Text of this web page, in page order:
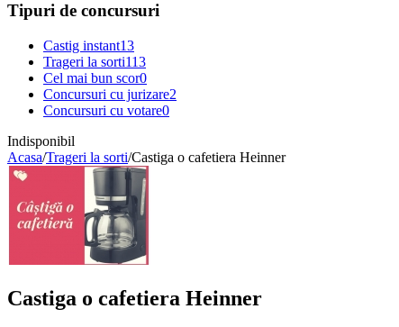
Tipuri de concursuri
Castig instant13
Trageri la sorti113
Cel mai bun scor0
Concursuri cu jurizare2
Concursuri cu votare0
Indisponibil
Acasa/Trageri la sorti/Castiga o cafetiera Heinner
Castiga o cafetiera Heinner